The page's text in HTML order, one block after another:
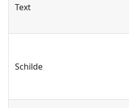
Text
Schilde